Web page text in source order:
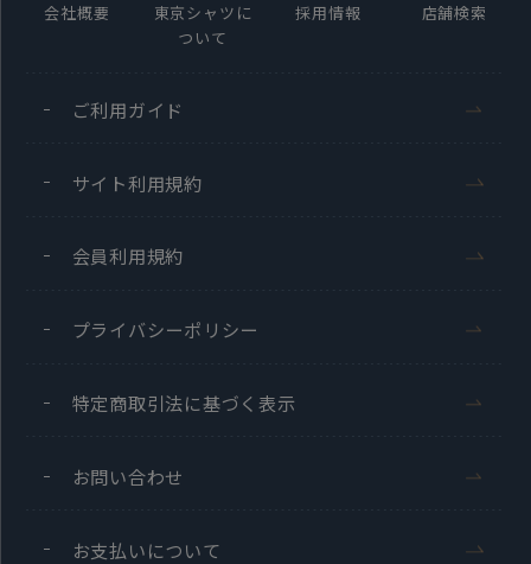
会社概要
東京シャツに
ついて
採用情報 店舗検索
ご利用ガイド
サイト利用規約
会員利用規約
プライバシーポリシー
特定商取引法に基づく表示
お問い合わせ
お支払いについて